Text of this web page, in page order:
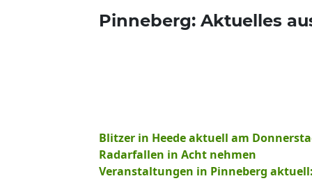
Pinneberg: Aktuelles
Blitzer in Heede aktuell am
Radarfallen in Acht nehmen
Veranstaltungen in Pinneberg